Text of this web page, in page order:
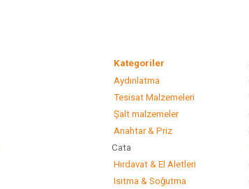
Kategoriler
Aydınlatma
Tesisat Malzemeleri
Şalt malzemeler
Anahtar & Priz
Cata
Hırdavat & El Aletleri
Isıtma & Soğutma